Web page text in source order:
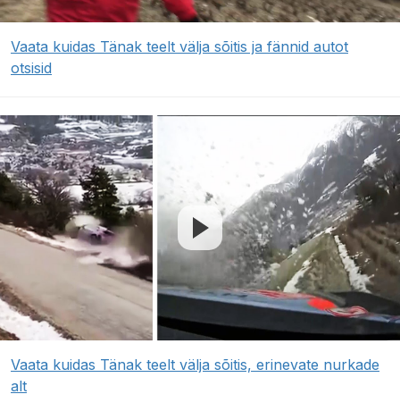
Vaata kuidas Tänak teelt välja sõitis ja fännid autot
otsisid
Vaata kuidas Tänak teelt välja sõitis, erinevate nurkade
alt